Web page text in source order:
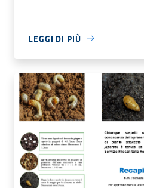
LEGGI DI PIÙ